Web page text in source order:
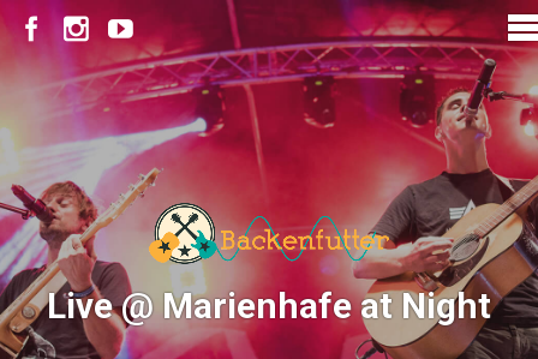
Live @ Marienhafe at Night